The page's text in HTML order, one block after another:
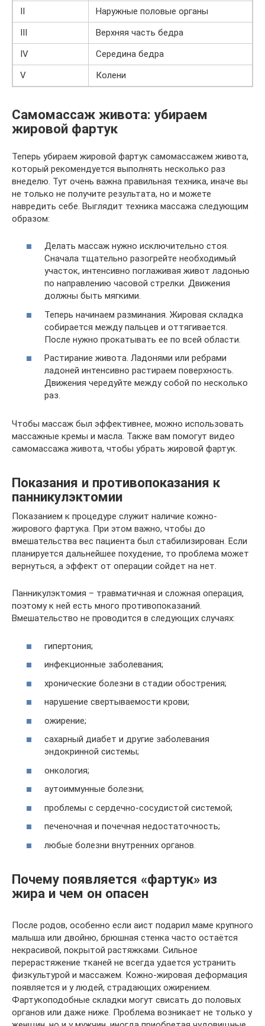
II
Наружные половые органы
III
Верхняя часть бедра
IV
Середина бедра
V
Колени
Самомассаж живота: убираем
жировой фартук
Теперь убираем жировой фартук самомассажем живота,
который рекомендуется выполнять несколько раз
внеделю. Тут очень важна правильная техника, иначе вы
не только не получите результата, но и можете
навредить себе. Выглядит техника массажа следующим
образом:
Делать массаж нужно исключительно стоя.
Сначала тщательно разогрейте необходимый
участок, интенсивно поглаживая живот ладонью
по направлению часовой стрелки. Движения
должны быть мягкими.
Теперь начинаем разминания. Жировая складка
собирается между пальцев и оттягивается.
После нужно прокатывать ее по всей области.
Растирание живота. Ладонями или ребрами
ладоней интенсивно растираем поверхность.
Движения чередуйте между собой по несколько
раз.
Чтобы массаж был эффективнее, можно использовать
массажные кремы и масла. Также вам помогут видео
самомассажа живота, чтобы убрать жировой фартук.
Показания и противопоказания к
панникулэктомии
Показанием к процедуре служит наличие кожно-
жирового фартука. При этом важно, чтобы до
вмешательства вес пациента был стабилизирован. Если
планируется дальнейшее похудение, то проблема может
вернуться, а эффект от операции сойдет на нет.
Панникулэктомия – травматичная и сложная операция,
поэтому к ней есть много противопоказаний.
Вмешательство не проводится в следующих случаях:
гипертония;
инфекционные заболевания;
хронические болезни в стадии обострения;
нарушение свертываемости крови;
ожирение;
сахарный диабет и другие заболевания
эндокринной системы;
онкология;
аутоиммунные болезни;
проблемы с сердечно-сосудистой системой;
печеночная и почечная недостаточность;
любые болезни внутренних органов.
Почему появляется «фартук» из
жира и чем он опасен
После родов, особенно если аист подарил маме крупного
малыша или двойню, брюшная стенка часто остаётся
некрасивой, покрытой растяжками. Сильное
перерастяжение тканей не всегда удается устранить
физкультурой и массажем. Кожно-жировая деформация
появляется и у людей, страдающих ожирением.
Фартукоподобные складки могут свисать до половых
органов или даже ниже. Проблема возникает не только у